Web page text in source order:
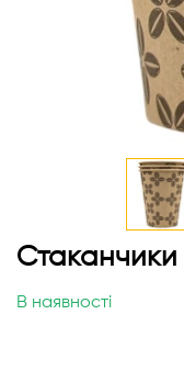
Перейти
до
Стаканчики
В наявності